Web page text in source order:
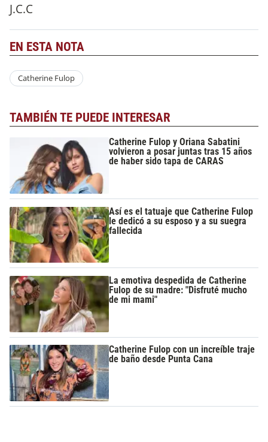
J.C.C
EN ESTA NOTA
Catherine Fulop
TAMBIÉN TE PUEDE INTERESAR
Catherine Fulop y Oriana Sabatini
volvieron a posar juntas tras 15 años
de haber sido tapa de CARAS
Así es el tatuaje que Catherine Fulop
le dedicó a su esposo y a su suegra
fallecida
La emotiva despedida de Catherine
Fulop de su madre: "Disfruté mucho
de mi mami"
Catherine Fulop con un increíble traje
de baño desde Punta Cana